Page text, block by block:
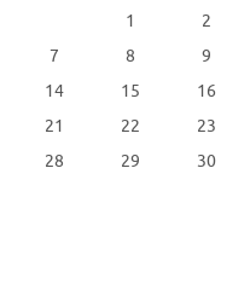
1
2
7 8
9
14 15
16
21 22
23
28 29
30